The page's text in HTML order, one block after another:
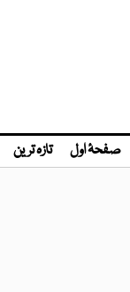
صفحۂ اول تازہ ترین